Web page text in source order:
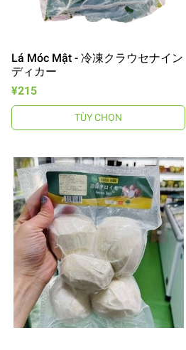
Lá Móc Mật - 冷凍クラウセナイン
ディカー
¥215
TÙY CHỌN